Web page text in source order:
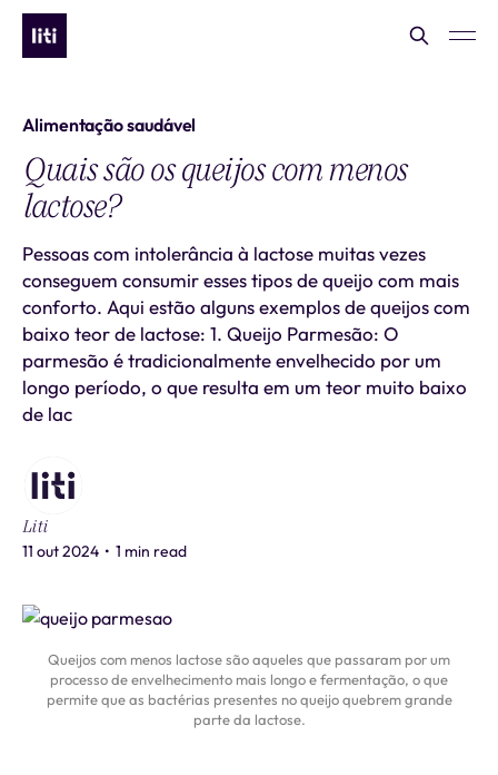
Alimentação saudável
Quais são os queijos com menos
lactose?
Pessoas com intolerância à lactose muitas vezes
conseguem consumir esses tipos de queijo com mais
conforto. Aqui estão alguns exemplos de queijos com
baixo teor de lactose: 1. Queijo Parmesão: O
parmesão é tradicionalmente envelhecido por um
longo período, o que resulta em um teor muito baixo
de lac
Liti
11 out 2024 • 1 min read
Queijos com menos lactose são aqueles que passaram por um
processo de envelhecimento mais longo e fermentação, o que
permite que as bactérias presentes no queijo quebrem grande
parte da lactose.